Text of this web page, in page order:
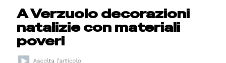
A Verzuolo decorazioni
natalizie con materiali
poveri